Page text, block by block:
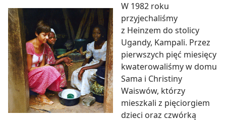
W 1982 roku
przyjechaliśmy
z Heinzem do stolicy
Ugandy, Kampali. Przez
pierwszych pięć miesięcy
kwaterowaliśmy w domu
Sama i Christiny
Waiswów, którzy
mieszkali z pięciorgiem
dzieci oraz czwórką